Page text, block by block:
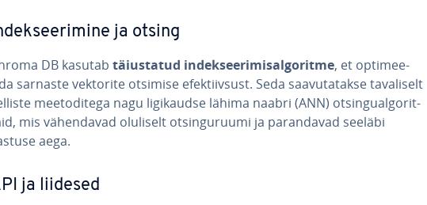
ja otsing
DB kasutab täius­ta­tud in­deksee­ri­mis­algo­ritme, et op­ti­mee­
sarnaste vektorite otsimise efek­tiiv­sust. Seda saa­vu­ta­takse ta­va­li­selt
mee­to­di­tega nagu li­gi­kaudse lähima naabri (ANN) ot­sin­gualgo­rit­
mis vä­hen­da­vad oluliselt ot­sin­gu­ruumi ja pa­ran­da­vad seeläbi
aega.
ja liidesed